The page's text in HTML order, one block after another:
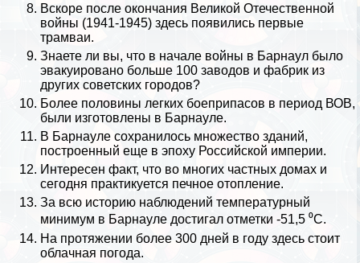
Вскоре после окончания Великой Отечественной
войны (1941-1945) здесь появились первые
трамваи.
Знаете ли вы, что в начале войны в Барнаул было
эвакуировано больше 100 заводов и фабрик из
других советских городов?
Более половины легких боеприпасов в период ВОВ,
были изготовлены в Барнауле.
В Барнауле сохранилось множество зданий,
построенный еще в эпоху Российской империи.
Интересен факт, что во многих частных домах и
сегодня пpaктикуется печное отопление.
За всю историю наблюдений температурный
минимум в Барнауле достигал отметки -51,5 ⁰С.
На протяжении более 300 дней в году здесь стоит
облачная погода.